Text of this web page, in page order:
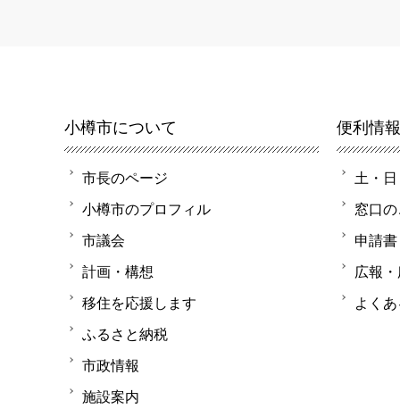
小樽市について
市長のページ
小樽市のプロフィル
市議会
計画・構想
移住を応援します
ふるさと納税
市政情報
施設案内
便利情
土・
窓口
申請
広報
よく